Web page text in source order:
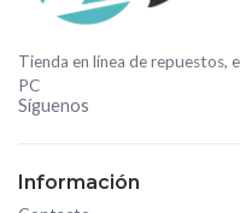
Tienda en línea de repuestos,
PC
Síguenos
Información